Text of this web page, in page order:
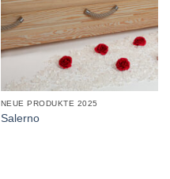
NEUE PRODUKTE 2025
Salerno